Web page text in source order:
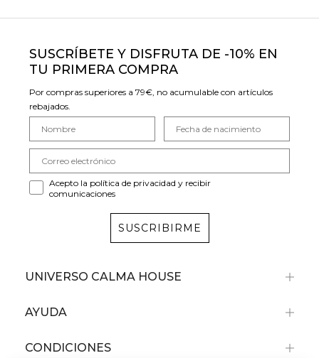
SUSCRÍBETE Y DISFRUTA DE -10% EN
TU PRIMERA COMPRA
Por compras superiores a 79€, no acumulable con artículos
rebajados.
Acepto la política de privacidad y recibir
comunicaciones
SUSCRIBIRME
UNIVERSO CALMA HOUSE
AYUDA
CONDICIONES